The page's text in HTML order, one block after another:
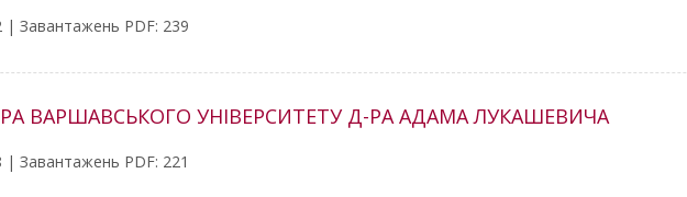
| Завантажень PDF: 239
ВАРШАВСЬКОГО УНІВЕРСИТЕТУ Д-РА АДАМА ЛУКАШЕВИЧА
| Завантажень PDF: 221